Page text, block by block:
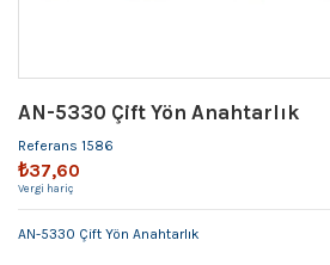
AN-5330 Çift Yön Anahtarlık
Referans 1586
₺37,60
Vergi hariç
AN-5330 Çift Yön Anahtarlık